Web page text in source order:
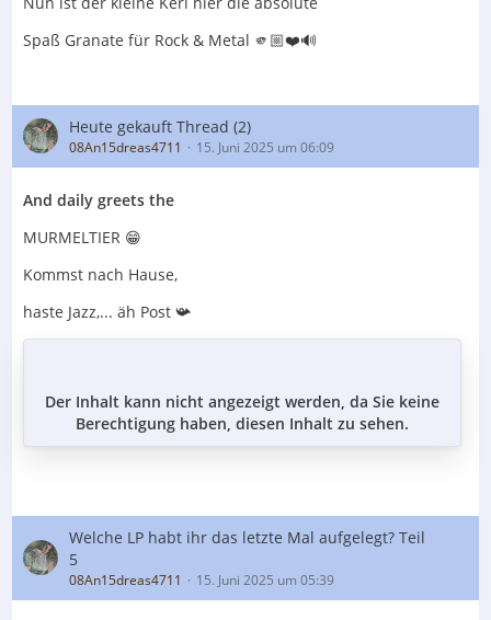
Spaß Granate für Rock & Metal 🫵🏼❤️🔊
Heute gekauft Thread (2)
08An15dreas4711 15. Juni 2025 um 06:09
And daily greets the
MURMELTIER 😁
Kommst nach Hause,
haste Jazz,... äh Post 📯
Der Inhalt kann nicht angezeigt werden, da Sie keine
Berechtigung haben, diesen Inhalt zu sehen.
Welche LP habt ihr das letzte Mal aufgelegt? Teil
5
08An15dreas4711 15. Juni 2025 um 05:39